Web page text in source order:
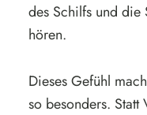
des Schilfs und die
hören.
Dieses Gefühl
so besonders. Statt